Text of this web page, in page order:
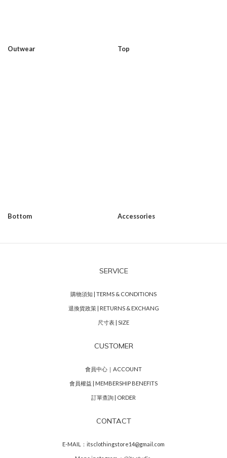
Outwear Top
Bottom Accessories
SERVICE
購物須知 | TERMS & CONDITIONS
退換貨政策 | RETURNS & EXCHANG
尺寸表 | SIZE
CUSTOMER
會員中心｜ACCOUNT
會員權益 | MEMBERSHIP BENEFITS
訂單查詢 | ORDER
CONTACT
E-MAIL：itsclothingstore14@gmail.com